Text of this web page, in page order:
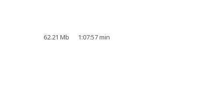
62.21 Mb 1:07:57 min